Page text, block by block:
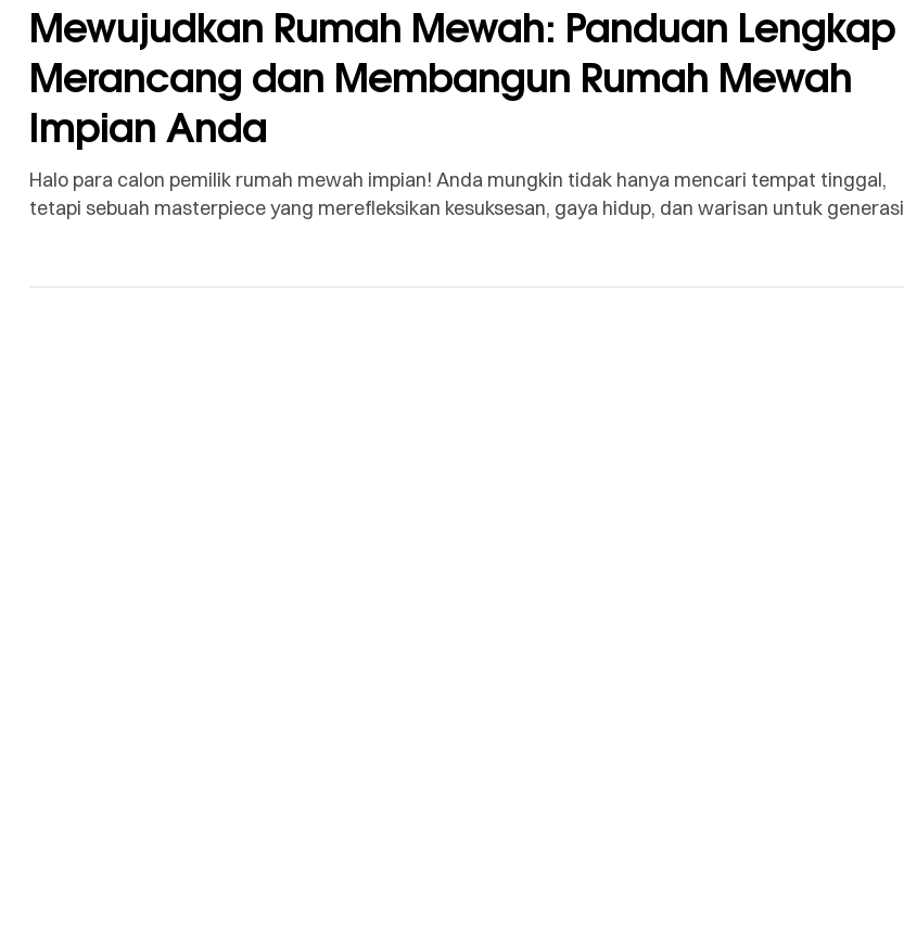
Mewujudkan Rumah Mewah: Panduan Lengkap
Merancang dan Membangun Rumah Mewah
Impian Anda
Halo para calon pemilik rumah mewah impian! Anda mungkin tidak hanya mencari tempat tinggal,
tetapi sebuah masterpiece yang merefleksikan kesuksesan, gaya hidup, dan warisan untuk generasi
tertandingi, dan investasi jangka panjang yang cerdas. Di […]